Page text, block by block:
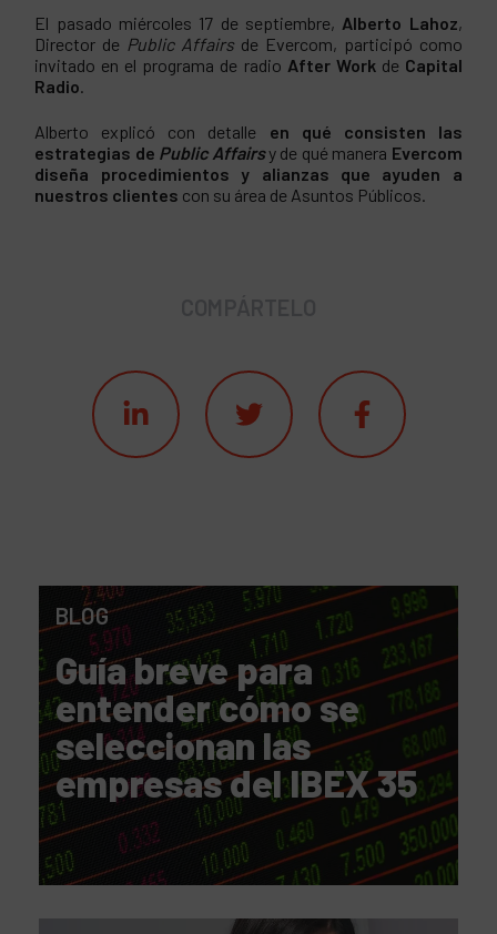
El pasado miércoles 17 de septiembre, Alberto Lahoz,
Director de Public Affairs de Evercom, participó como
invitado en el programa de radio After Workde Capital
Radio
Alberto explicó con detalle en qué consisten las
estrategias de Public Affairsy de qué manera Evercom
diseña procedimientos y alianzas
que ayuden a
nuestros clientes con su área de Asuntos Públicos.
BLOG
Guía breve para
entender cómo se
seleccionan las
empresas del IBEX 35